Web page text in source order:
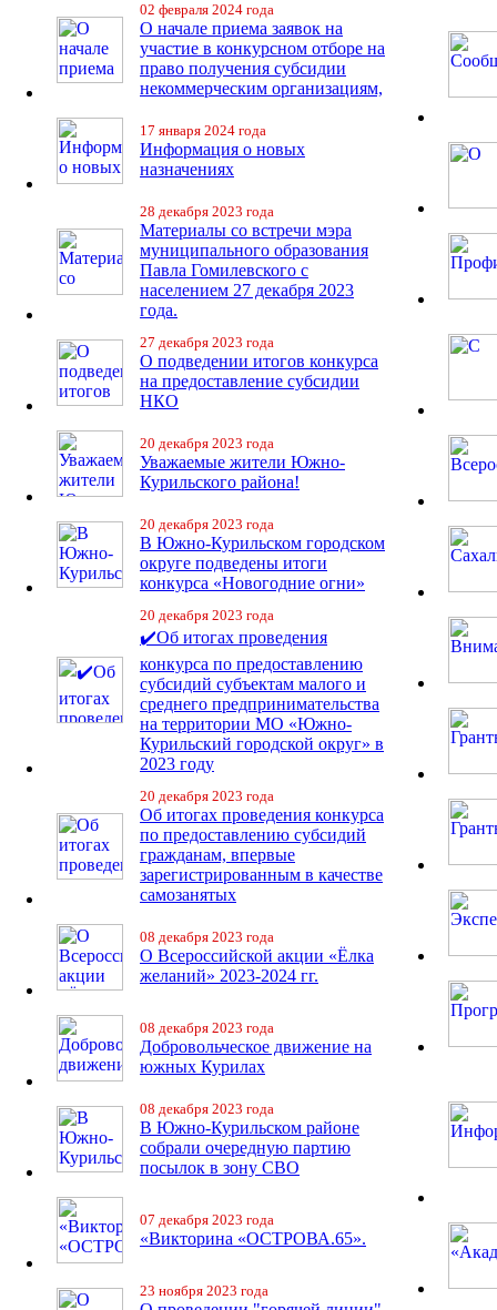
02 февраля 2024 года
О начале приема заявок на
участие в конкурсном отборе на
право получения субсидии
некоммерческим организациям,
17 января 2024 года
Информация о новых
назначениях
28 декабря 2023 года
Материалы со встречи мэра
муниципального образования
Павла Гомилевского с
населением 27 декабря 2023
года.
27 декабря 2023 года
О подведении итогов конкурса
на предоставление субсидии
НКО
20 декабря 2023 года
Уважаемые жители Южно-
Курильского района!
20 декабря 2023 года
В Южно-Курильском городском
округе подведены итоги
конкурса «Новогодние огни»
20 декабря 2023 года
✔️Об итогах проведения
конкурса по предоставлению
субсидий субъектам малого и
среднего предпринимательства
на территории МО «Южно-
Курильский городской округ» в
2023 году
20 декабря 2023 года
Об итогах проведения конкурса
по предоставлению субсидий
гражданам, впервые
зарегистрированным в качестве
самозанятых
08 декабря 2023 года
О Всероссийской акции «Ёлка
желаний» 2023-2024 гг.
08 декабря 2023 года
Добровольческое движение на
южных Курилах
08 декабря 2023 года
В Южно-Курильском районе
собрали очередную партию
посылок в зону СВО
07 декабря 2023 года
«Викторина «ОСТРОВА.65».
23 ноября 2023 года